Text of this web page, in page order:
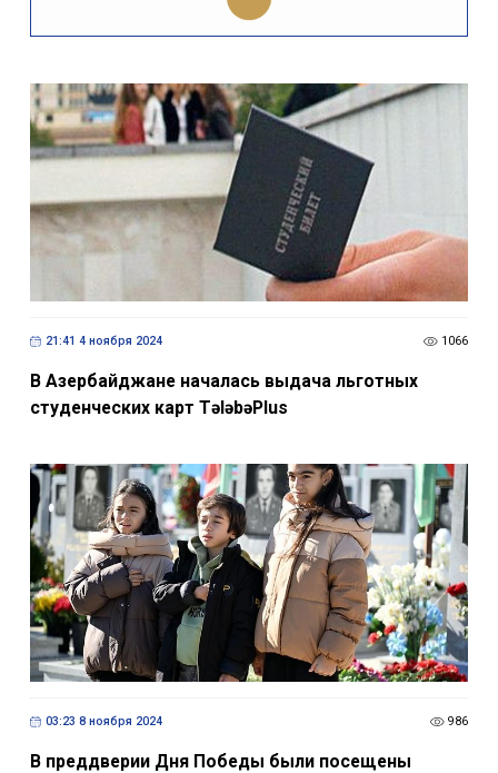
21:41 4 ноября 2024 1066
В Азербайджане началась выдача льготных
студенческих карт TələbəPlus
03:23 8 ноября 2024 986
В преддверии Дня Победы были посещены